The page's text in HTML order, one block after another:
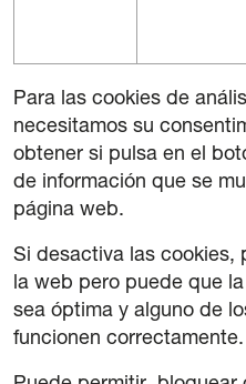
Para las cookies de
necesitamos su
obtener si pulsa en el
de información que se
página web.
Si desactiva las cookies,
la web pero puede que
sea óptima y alguno de
funcionen correctamente.